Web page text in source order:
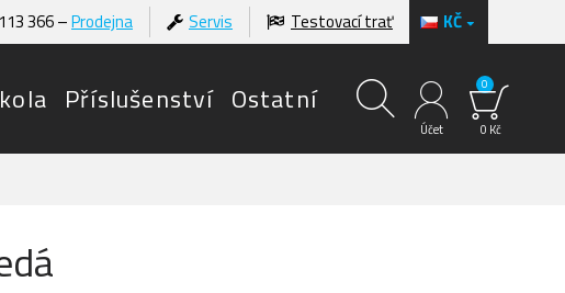
KČ
366 –Prodejna Servis Testovací trať
Příslušenství Ostatní
Účet 0 Kč
0